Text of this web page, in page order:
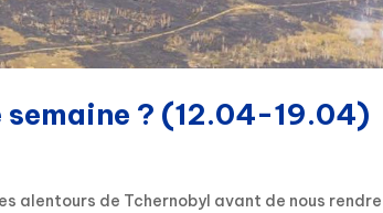
semaine ? (12.04-19.04)
alentours de Tchernobyl avant de nous rendre